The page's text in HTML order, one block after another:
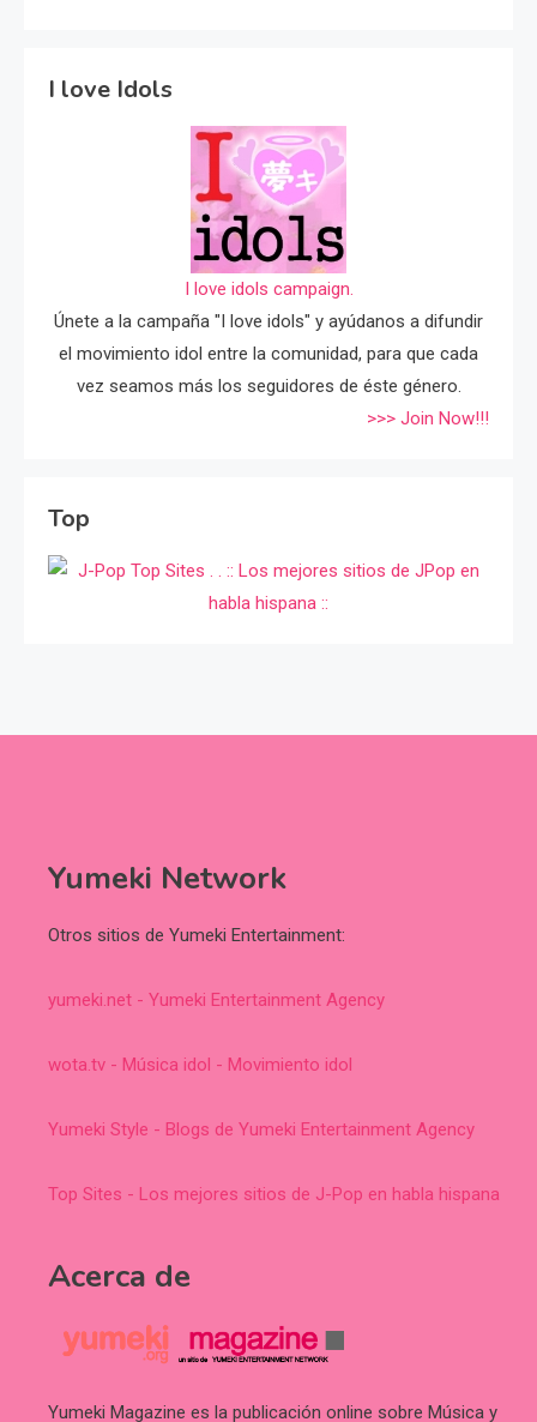
I love Idols
I love idols campaign.
Únete a la campaña "I love idols" y ayúdanos a difundir
el movimiento idol entre la comunidad, para que cada
vez seamos más los seguidores de éste género.
>>> Join Now!!!
Top
Yumeki Network
Otros sitios de Yumeki Entertainment:
yumeki.net - Yumeki Entertainment Agency
wota.tv - Música idol - Movimiento idol
Yumeki Style - Blogs de Yumeki Entertainment Agency
Top Sites - Los mejores sitios de J-Pop en habla hispana
Acerca de
Yumeki Magazine es la publicación online sobre Música y